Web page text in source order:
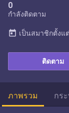
0
กำลังติดตาม
ติดตาม
today เป็นสมาชิกตั้งแต่
ภาพรวม กร